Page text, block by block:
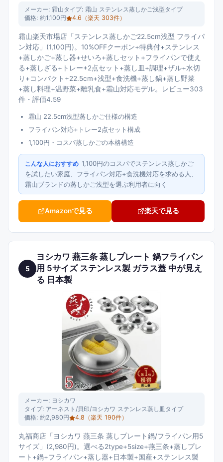
メーカー: 霜山タイプ: 霜山 ステンレス蒸しかご浅型タイプ
価格: 約1,100円 4.6 （楽天 303件）
霜山楽天市場店「ステンレス蒸しかご22.5cm浅型 フライパ
ン対応」(1,100円)。10%OFFクーポン+特典付+ステンレス
+蒸しかご+蒸し器+せいろ+蒸しセット+フライパンで使え
る+蒸しざる+トレー+2点セット+蒸し皿+調理+ザル+水切
り+コンパクト+22.5cm+浅型+食洗機+蒸し鍋+蒸し野菜
+蒸し料理+温野菜+離乳食+霜山対応モデル。レビュー303
件・評価4.59
霜山 22.5cm浅型蒸しかご仕様の構造
フライパン対応+トレー2点セット構成
1,100円・コスパ蒸しかごの本格構造
こんな人におすすめ 1,100円のコスパでステンレス蒸しかご
を試したい家庭、フライパン対応+食洗機対応を求める人、
霜山ブランドの蒸しかご浅型を選ぶ利用者に向く
Amazonで見る 楽天で見る
5
ヨシカワ 燕三条 蒸しプレート 鍋フライパン
用 5サイズ ステンレス製 ガラス蓋 中が見え
る 日本製
メーカー: ヨシカワ
タイプ: アーネスト/貝印/ヨシカワ ステンレス蒸し皿タイプ
価格: 約2,980円 4.8 （楽天 190件）
丸福商店「ヨシカワ 燕三条 蒸しプレート鍋/フライパン用5
サイズ」(2,980円)。選べる2type+5size+燕三条+蒸しプレ
ート+鍋+フライパン+蒸し器+日本製+国産+ステンレス製